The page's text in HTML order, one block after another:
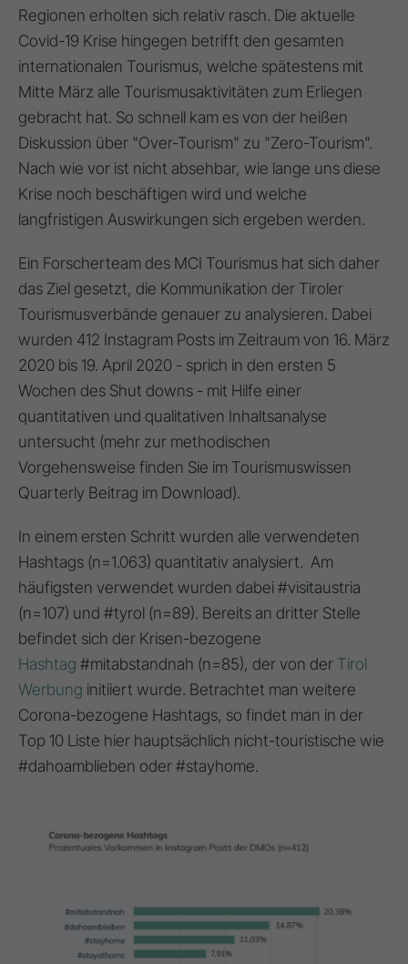
Regionen erholten sich relativ rasch. Die aktuelle
Covid-19 Krise hingegen betrifft den gesamten
internationalen Tourismus, welche spätestens mit
Mitte März alle Tourismusaktivitäten zum Erliegen
gebracht hat. So schnell kam es von der heißen
Diskussion über "Over-Tourism" zu "Zero-Tourism".
Nach wie vor ist nicht absehbar, wie lange uns diese
Krise noch beschäftigen wird und welche
langfristigen Auswirkungen sich ergeben werden.
Ein Forscherteam des MCI Tourismus hat sich daher
das Ziel gesetzt, die Kommunikation der Tiroler
Tourismusverbände genauer zu analysieren. Dabei
wurden 412 Instagram Posts im Zeitraum von 16. März
2020 bis 19. April 2020 - sprich in den ersten 5
Wochen des Shut downs - mit Hilfe einer
quantitativen und qualitativen Inhaltsanalyse
untersucht (mehr zur methodischen
Vorgehensweise finden Sie im Tourismuswissen
Quarterly Beitrag im Download).
In einem ersten Schritt wurden alle verwendeten
Hashtags (n=1.063) quantitativ analysiert. Am
häufigsten verwendet wurden dabei #visitaustria
(n=107) und #tyrol (n=89). Bereits an dritter Stelle
befindet sich der Krisen-bezogene
Hashtag #mitabstandnah (n=85), der von der Tirol
Werbung initiiert wurde. Betrachtet man weitere
Corona-bezogene Hashtags, so findet man in der
Top 10 Liste hier hauptsächlich nicht-touristische wie
#dahoamblieben oder #stayhome.